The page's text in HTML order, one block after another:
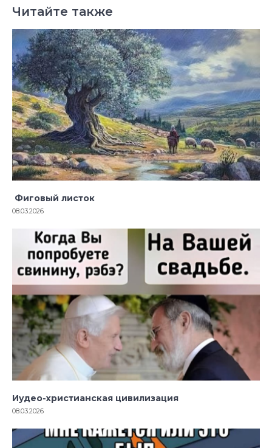
Читайте также
Фиговый листок
08.03.2026
Иудео-христианская цивилизация
08.03.2026